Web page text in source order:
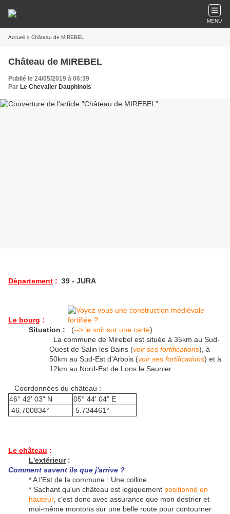
MENU
Accueil » Château de MIREBEL
Château de MIREBEL
Publié le 24/05/2019 à 06:39
Par Le Chevalier Dauphinois
Département : 39 - JURA
Le bourg :
Situation : (--> le voir sur une carte)
La commune de Mirebel est située à 35km au Sud-
Ouest de Salin les Bains (voir ses fortifications), à
50km au Sud-Est d'Arbois (voir ses fortifications) et à
12km au Nord-Est de Lons le Saunier.
Coordonnées du château :
46° 42' 03" N
05° 44' 04" E
46.700834°
5.734461°
Le château :
L'extérieur:
Comment savent ils que j'arrive ?
* A l'Est de la commune : Une colline.
* Sachant qu'un château est logiquement positionné en
hauteur, c'est donc avec assurance que mon destrier et
moi-même montons sur une belle route pour contourner